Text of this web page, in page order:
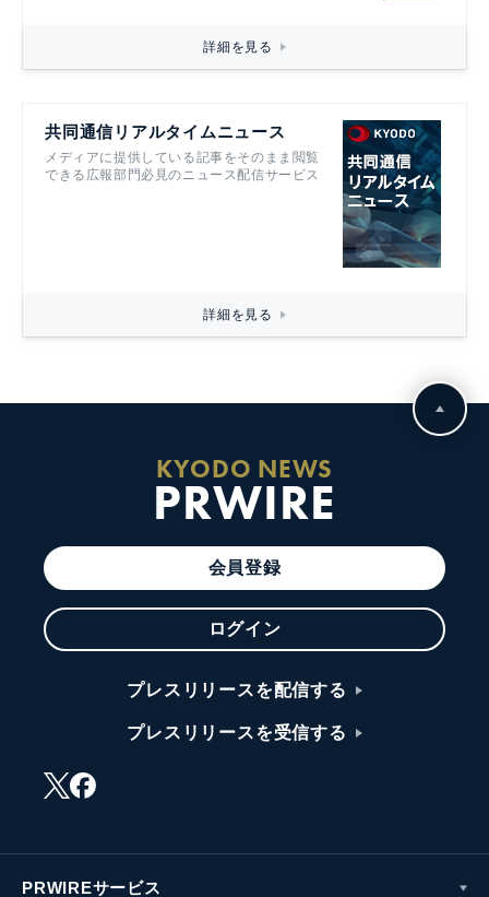
詳細を見る
共同通信リアルタイムニュース
メディアに提供している記事をそのまま閲覧
できる広報部門必見のニュース配信サービス
詳細を見る
KYODO NEWS
PRWIRE
会員登録
ログイン
プレスリリースを配信する
プレスリリースを受信する
PRWIREサービス